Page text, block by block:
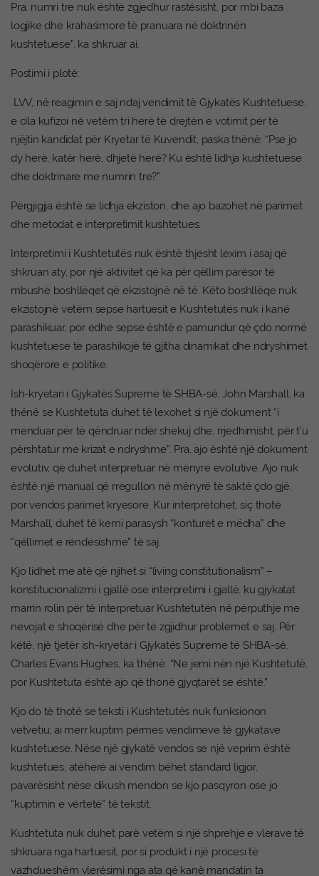
Pra, numri tre nuk është zgjedhur rastësisht, por mbi baza
logjike dhe krahasimore të pranuara në doktrinën
kushtetuese”, ka shkruar ai.
Postimi i plotë:
LVV, në reagimin e saj ndaj vendimit të Gjykatës Kushtetuese,
e cila kufizoi në vetëm tri herë të drejtën e votimit për të
njëjtin kandidat për Kryetar të Kuvendit, paska thënë: “Pse jo
dy herë, katër herë, dhjetë herë? Ku është lidhja kushtetuese
dhe doktrinare me numrin tre?”
Përgjigjja është se lidhja ekziston, dhe ajo bazohet në parimet
dhe metodat e interpretimit kushtetues.
Interpretimi i Kushtetutës nuk është thjesht lexim i asaj që
shkruan aty, por një aktivitet që ka për qëllim parësor të
mbushë boshllëqet që ekzistojnë në të. Këto boshllëqe nuk
ekzistojnë vetëm sepse hartuesit e Kushtetutës nuk i kanë
parashikuar, por edhe sepse është e pamundur që çdo normë
kushtetuese të parashikojë të gjitha dinamikat dhe ndryshimet
shoqërore e politike.
Ish-kryetari i Gjykatës Supreme të SHBA-së, John Marshall, ka
thënë se Kushtetuta duhet të lexohet si një dokument “i
menduar për të qëndruar ndër shekuj dhe, rrjedhimisht, për t’u
përshtatur me krizat e ndryshme”. Pra, ajo është një dokument
evolutiv, që duhet interpretuar në mënyrë evolutive. Ajo nuk
është një manual që rregullon në mënyrë të saktë çdo gjë,
por vendos parimet kryesore. Kur interpretohet, siç thotë
Marshall, duhet të kemi parasysh “konturet e mëdha” dhe
“qëllimet e rëndësishme” të saj.
Kjo lidhet me atë që njihet si “living constitutionalism” –
konstitucionalizmi i gjallë ose interpretimi i gjallë, ku gjykatat
marrin rolin për të interpretuar Kushtetutën në përputhje me
nevojat e shoqërisë dhe për të zgjidhur problemet e saj. Për
këtë, një tjetër ish-kryetar i Gjykatës Supreme të SHBA-së,
Charles Evans Hughes, ka thënë: “Ne jemi nën një Kushtetutë,
por Kushtetuta është ajo që thonë gjyqtarët se është.”
Kjo do të thotë se teksti i Kushtetutës nuk funksionon
vetvetiu; ai merr kuptim përmes vendimeve të gjykatave
kushtetuese. Nëse një gjykatë vendos se një veprim është
kushtetues, atëherë ai vendim bëhet standard ligjor,
pavarësisht nëse dikush mendon se kjo pasqyron ose jo
“kuptimin e vërtetë” të tekstit.
Kushtetuta nuk duhet parë vetëm si një shprehje e vlerave të
shkruara nga hartuesit, por si produkt i një procesi të
vazhdueshëm vlerësimi nga ata që kanë mandatin ta